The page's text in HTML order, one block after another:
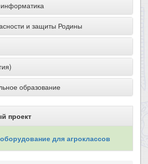
и защиты Родины
образование
проект
для агроклассов